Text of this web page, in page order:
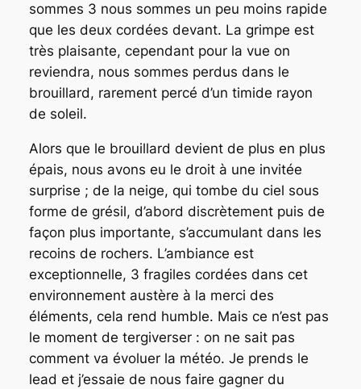
sommes 3 nous sommes un peu moins rapide
que les deux cordées devant. La grimpe est
très plaisante, cependant pour la vue on
reviendra, nous sommes perdus dans le
brouillard, rarement percé d’un timide rayon
de soleil.
Alors que le brouillard devient de plus en plus
épais, nous avons eu le droit à une invitée
surprise ; de la neige, qui tombe du ciel sous
forme de grésil, d’abord discrètement puis de
façon plus importante, s’accumulant dans les
recoins de rochers. L’ambiance est
exceptionnelle, 3 fragiles cordées dans cet
environnement austère à la merci des
éléments, cela rend humble. Mais ce n’est pas
le moment de tergiverser : on ne sait pas
comment va évoluer la météo. Je prends le
lead et j’essaie de nous faire gagner du